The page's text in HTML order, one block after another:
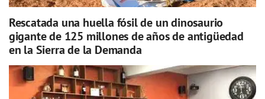
Rescatada una huella fósil de un dinosaurio
gigante de 125 millones de años de antigüedad
en la Sierra de la Demanda